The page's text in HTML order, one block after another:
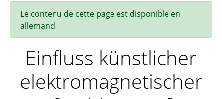
Le contenu de cette page est disponible en
allemand:
Einfluss künstlicher
elektromagnetischer